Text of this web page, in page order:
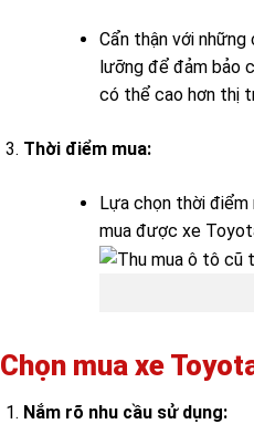
Cẩn thận với
lưỡng để đảm bảo
có thể cao hơn thị
Thời điểm mua:
Lựa chọn thời điểm
mua được xe
Chọn mua xe
Nắm rõ nhu cầu sử dụng: